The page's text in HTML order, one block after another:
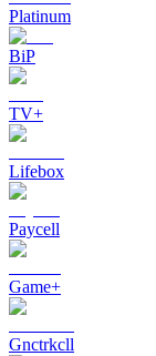
Platinum
BiP
TV+
Lifebox
Paycell
Game+
Gnctrkcll